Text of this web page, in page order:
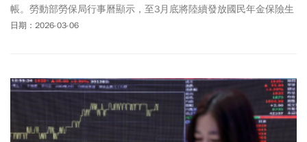
帳。勞動部勞保局行事曆顯示，至3月底將陸續發放國民年金保險生
育給付等19筆津貼，其中國民年金保險喪葬給付符合資格者，最高
日期：2026-03-06